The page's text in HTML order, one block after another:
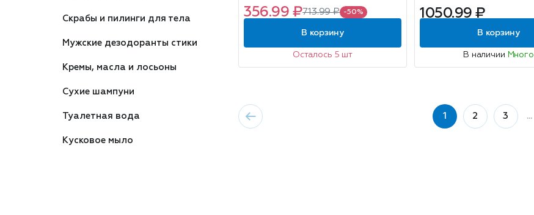
Скрабы и пилинги для тела
Мужские дезодоранты стики
Кремы, масла и лосьоны
Сухие шампуни
Туалетная вода
Кусковое мыло
356.99 ₽713.99 ₽ -50%
В корзину
Осталось 5 шт
1050.99 ₽
В корзину
В наличии Много
1 2 3 ...